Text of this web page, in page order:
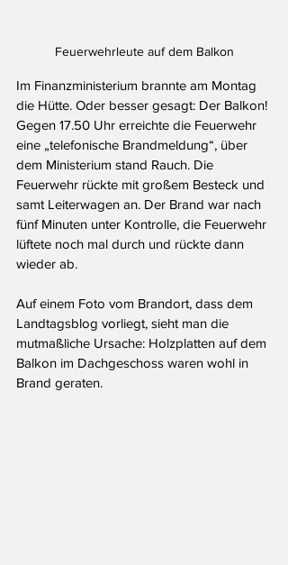
Feuerwehrleute auf dem Balkon
Im Finanzministerium brannte am Montag
die Hütte. Oder besser gesagt: Der Balkon!
Gegen 17.50 Uhr erreichte die Feuerwehr
eine „telefonische Brandmeldung“, über
dem Ministerium stand Rauch. Die
Feuerwehr rückte mit großem Besteck und
samt Leiterwagen an. Der Brand war nach
fünf Minuten unter Kontrolle, die Feuerwehr
lüftete noch mal durch und rückte dann
wieder ab.
Auf einem Foto vom Brandort, dass dem
Landtagsblog vorliegt, sieht man die
mutmaßliche Ursache: Holzplatten auf dem
Balkon im Dachgeschoss waren wohl in
Brand geraten.